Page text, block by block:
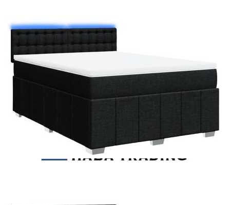
160x200 см, плат